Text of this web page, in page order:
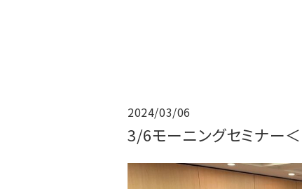
2024/03/06
3/6モーニングセミナー